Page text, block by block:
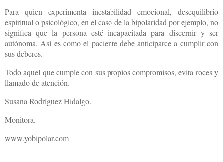
Para quien experimenta inestabilidad emocional, desequilibrio
espiritual o psicológico, en el caso de la bipolaridad por ejemplo, no
significa que la persona esté incapacitada para discernir y ser
autónoma. Así es como el paciente debe anticiparce a cumplir con
sus deberes.
Todo aquel que cumple con sus propios compromisos, evita roces y
llamado de atención.
Susana Rodríguez Hidalgo.
Monitora.
www.yobipolar.com